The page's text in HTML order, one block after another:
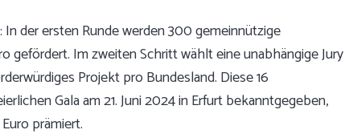
der ersten Runde werden 300 gemeinnützige
gefördert. Im zweiten Schritt wählt eine unabhängige Jury
Projekt pro Bundesland. Diese 16
Gala am 21. Juni 2024 in Erfurt bekanntgegeben,
prämiert.